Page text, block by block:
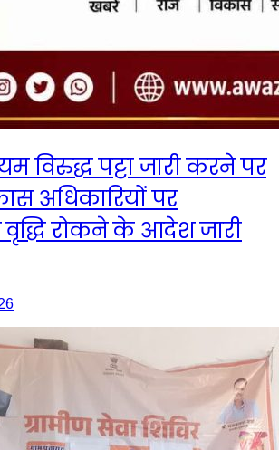
विरुद्ध पट्टा जारी करने पर
अधिकारियों पर
वृद्धि रोकने के आदेश जारी